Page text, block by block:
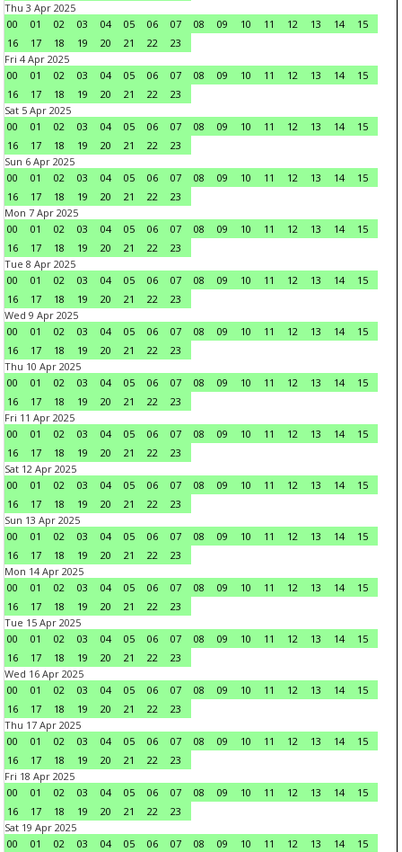
Thu 3 Apr 2025
00
01 02 03 04 05 06 07 08 09 10 11 12 13 14
15
16
17 18 19 20 21 22
23
Fri 4 Apr 2025
00
01 02 03 04 05 06 07 08 09 10 11 12 13 14
15
16
17 18 19 20 21 22
23
Sat 5 Apr 2025
00
01 02 03 04 05 06 07 08 09 10 11 12 13 14
15
16
17 18 19 20 21 22
23
Sun 6 Apr 2025
00
01 02 03 04 05 06 07 08 09 10 11 12 13 14
15
16
17 18 19 20 21 22
23
Mon 7 Apr 2025
00
01 02 03 04 05 06 07 08 09 10 11 12 13 14
15
16
17 18 19 20 21 22
23
Tue 8 Apr 2025
00
01 02 03 04 05 06 07 08 09 10 11 12 13 14
15
16
17 18 19 20 21 22
23
Wed 9 Apr 2025
00
01 02 03 04 05 06 07 08 09 10 11 12 13 14
15
16
17 18 19 20 21 22
23
Thu 10 Apr 2025
00
01 02 03 04 05 06 07 08 09 10 11 12 13 14
15
16
17 18 19 20 21 22
23
Fri 11 Apr 2025
00
01 02 03 04 05 06 07 08 09 10 11 12 13 14
15
16
17 18 19 20 21 22
23
Sat 12 Apr 2025
00
01 02 03 04 05 06 07 08 09 10 11 12 13 14
15
16
17 18 19 20 21 22
23
Sun 13 Apr 2025
00
01 02 03 04 05 06 07 08 09 10 11 12 13 14
15
16
17 18 19 20 21 22
23
Mon 14 Apr 2025
00
01 02 03 04 05 06 07 08 09 10 11 12 13 14
15
16
17 18 19 20 21 22
23
Tue 15 Apr 2025
00
01 02 03 04 05 06 07 08 09 10 11 12 13 14
15
16
17 18 19 20 21 22
23
Wed 16 Apr 2025
00
01 02 03 04 05 06 07 08 09 10 11 12 13 14
15
16
17 18 19 20 21 22
23
Thu 17 Apr 2025
00
01 02 03 04 05 06 07 08 09 10 11 12 13 14
15
16
17 18 19 20 21 22
23
Fri 18 Apr 2025
00
01 02 03 04 05 06 07 08 09 10 11 12 13 14
15
16
17 18 19 20 21 22
23
Sat 19 Apr 2025
00
01 02 03 04 05 06 07 08 09 10 11 12 13 14
15